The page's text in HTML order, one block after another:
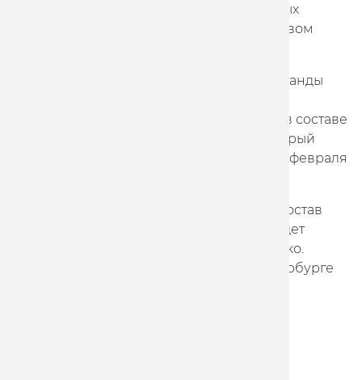
дважды выигрывал по ходу одной из самых
престижных шестидневных гонок в мировом
В ближайшее время гонщики нашей команды
Петербурге, где будут бороться за место в составе
сборной страны на чемпионат мира, который
пройдет в нидерландском Апелдорне 28 февраля
Уже официально объявлено о том, что в состав
сборной России на чемпионат мира войдет
гонщик Marathon-Tula Александр Дубченко.
Чемпионат России пройдет в Санкт-Петербурге